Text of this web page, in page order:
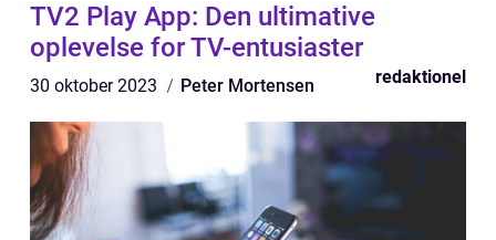
TV2 Play App: Den ultimative
oplevelse for TV-entusiaster
30 oktober 2023 Peter Mortensen redaktionel